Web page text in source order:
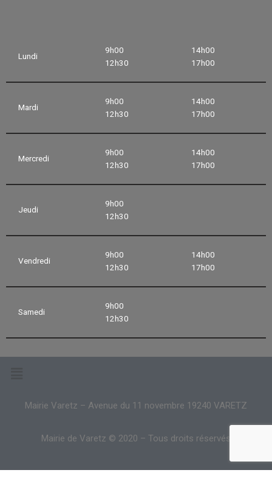
Lundi
9h00
12h30
14h00
17h00
Mardi
9h00
12h30
14h00
17h00
Mercredi
9h00
12h30
14h00
17h00
Jeudi
9h00
12h30
Vendredi
9h00
12h30
14h00
17h00
Samedi
9h00
12h30
Mairie Varetz – Avenue du 11 novembre 19240 VARETZ
Mairie de Varetz © 2020 – Tous droits réservés